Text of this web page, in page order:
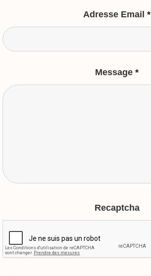
Adresse Email *
Message *
Recaptcha